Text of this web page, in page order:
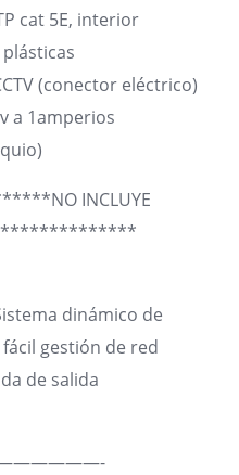
cat 5E, interior
(conector eléctrico)
a 1amperios
INCLUYE
dinámico de
gestión de red
de salida